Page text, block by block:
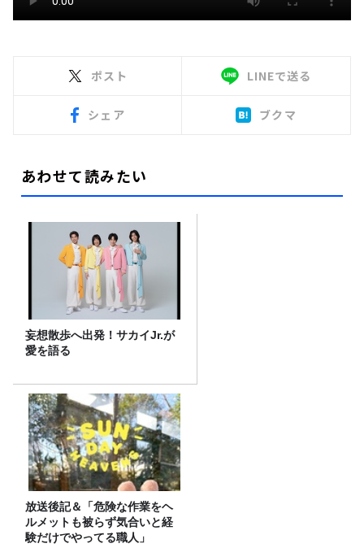
ポスト LINEで送る
シェア ブクマ
あわせて読みたい
妄想散歩へ出発！サカイJr.が
愛を語る
放送後記＆「危険な作業をヘ
ルメットも被らず気合いと経
験だけでやってる職人」